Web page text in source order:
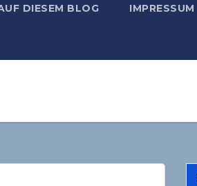
DIESEM BLOG IMPRESSUM